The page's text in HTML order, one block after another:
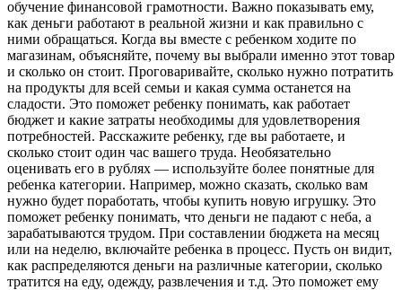
обучение финансовой грамотности. Важно показывать ему,
как деньги работают в реальной жизни и как правильно с
ними обращаться. Когда вы вместе с ребенком ходите по
магазинам, объясняйте, почему вы выбрали именно этот товар
и сколько он стоит. Проговаривайте, сколько нужно потратить
на продукты для всей семьи и какая сумма останется на
сладости. Это поможет ребенку понимать, как работает
бюджет и какие затраты необходимы для удовлетворения
потребностей. Расскажите ребенку, где вы работаете, и
сколько стоит один час вашего труда. Необязательно
оценивать его в рублях — используйте более понятные для
ребенка категории. Например, можно сказать, сколько вам
нужно будет поработать, чтобы купить новую игрушку. Это
поможет ребенку понимать, что деньги не падают с неба, а
зарабатываются трудом. При составлении бюджета на месяц
или на неделю, включайте ребенка в процесс. Пусть он видит,
как распределяются деньги на различные категории, сколько
тратится на еду, одежду, развлечения и т.д. Это поможет ему